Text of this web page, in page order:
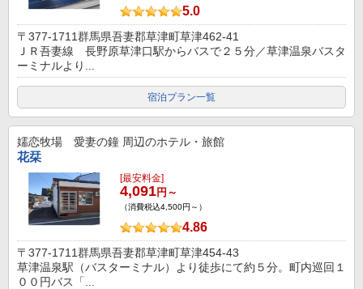
5.0
〒377-1711群馬県吾妻郡草津町草津462-41
ＪＲ吾妻線 長野原草津口駅からバスで２５分／草津温泉バスタ
ーミナルより...
宿泊プラン一覧
嬬恋牧場 愛妻の鐘 周辺のホテル・旅館
花栞
[最安料金]
4,091円～
（消費税込4,500円～）
4.86
〒377-1711群馬県吾妻郡草津町草津454-43
草津温泉駅（バスターミナル）より徒歩にて約５分。町内巡回１
００円バス「...